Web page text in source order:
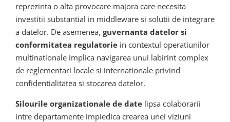
reprezinta o alta provocare majora care necesita
investitii substantial in middleware si solutii de integrare
a datelor. De asemenea, guvernanta datelor si
conformitatea regulatorie in contextul operatiunilor
multinationale implica navigarea unui labirint complex
de reglementari locale si internationale privind
confidentialitatea si stocarea datelor.
Silourile organizationale de date lipsa colaborarii
intre departamente impiedica crearea unei viziuni